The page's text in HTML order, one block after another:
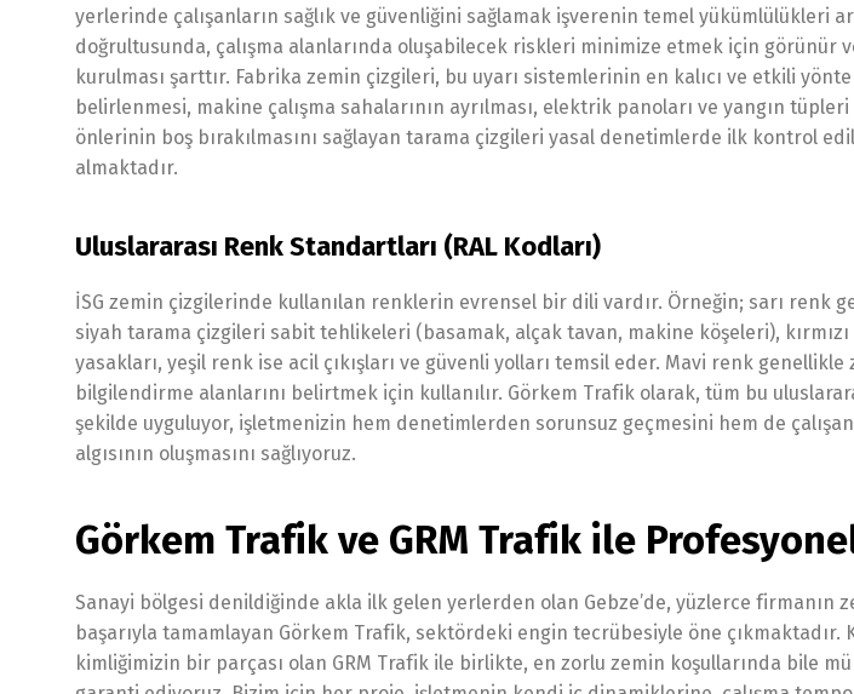
yerlerinde çalışanların sağlık ve güvenliğini sağlamak işverenin temel yükümlülükleri
doğrultusunda, çalışma alanlarında oluşabilecek riskleri minimize etmek için görünür
kurulması şarttır. Fabrika zemin çizgileri, bu uyarı sistemlerinin en kalıcı ve etkili
belirlenmesi, makine çalışma sahalarının ayrılması, elektrik panoları ve yangın
önlerinin boş bırakılmasını sağlayan tarama çizgileri yasal denetimlerde ilk kontrol
almaktadır.
Uluslararası Renk Standartları (RAL Kodları)
İSG zemin çizgilerinde kullanılan renklerin evrensel bir dili vardır. Örneğin; sarı renk
siyah tarama çizgileri sabit tehlikeleri (basamak, alçak tavan, makine köşeleri),
yasakları, yeşil renk ise acil çıkışları ve güvenli yolları temsil eder. Mavi renk
bilgilendirme alanlarını belirtmek için kullanılır. Görkem Trafik olarak, tüm bu
şekilde uyguluyor, işletmenizin hem denetimlerden sorunsuz geçmesini hem de
algısının oluşmasını sağlıyoruz.
Görkem Trafik ve GRM Trafik ile
Sanayi bölgesi denildiğinde akla ilk gelen yerlerden olan Gebze’de, yüzlerce firmanın
başarıyla tamamlayan Görkem Trafik, sektördeki engin tecrübesiyle öne çıkmaktadır.
kimliğimizin bir parçası olan GRM Trafik ile birlikte, en zorlu zemin koşullarında bile